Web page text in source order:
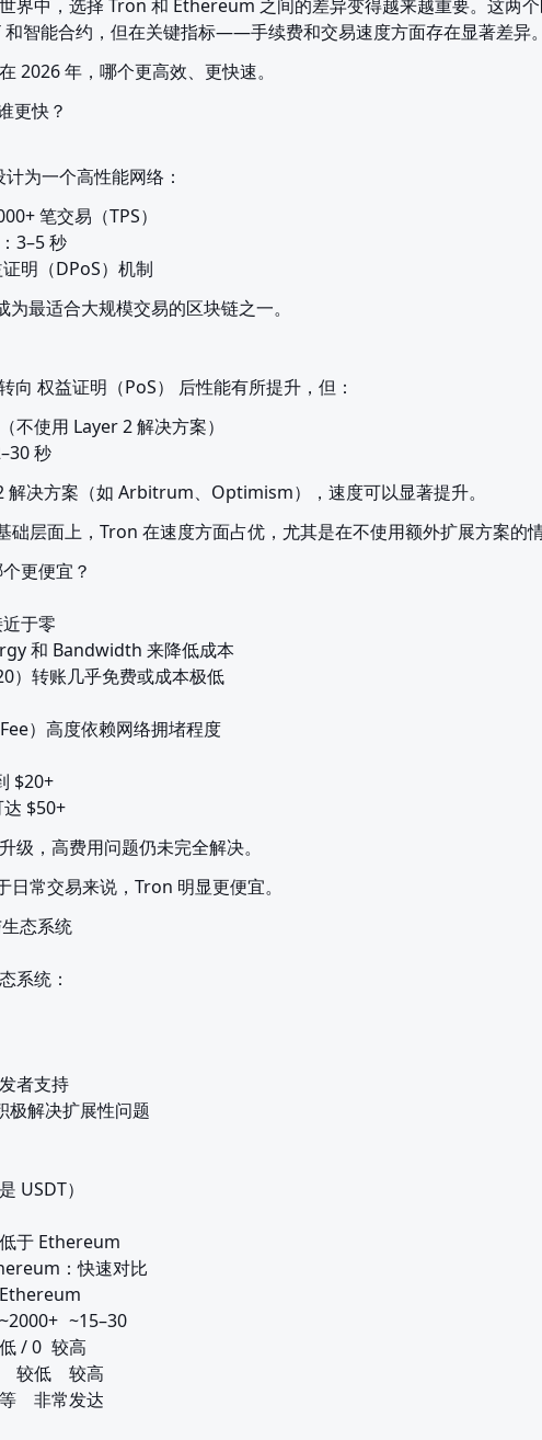
界中，选择 Tron 和 Ethereum 之间的差异变得越来越重要。这两
和智能合约，但在关键指标——手续费和交易速度方面存在显著差异
2026 年，哪个更高效、更快速。
更快？
为一个高性能网络：
笔交易（TPS）
3–5 秒
明（DPoS）机制
最适合大规模交易的区块链之一。
向 权益证明（PoS） 后性能有所提升，但：
不使用 Layer 2 解决方案）
秒
解决方案（如 Arbitrum、Optimism），速度可以显著提升。
础层面上，Tron 在速度方面占优，尤其是在不使用额外扩展方案的
更便宜？
于零
和 Bandwidth 来降低成本
）转账几乎免费或成本极低
）高度依赖网络拥堵程度
$20+
$50+
级，高费用问题仍未完全解决。
日常交易来说，Tron 明显更便宜。
态系统
系统：
者支持
极解决扩展性问题
USDT）
于 Ethereum
：快速对比